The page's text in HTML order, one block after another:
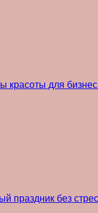
красоты для
праздник без